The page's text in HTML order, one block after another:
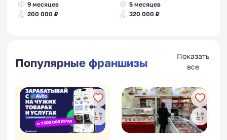
Франшизы центров
подологии
Франшизы центров
сертификации
9 месяцев
200 000 ₽
5 месяцев
320 000 ₽
Популярные франшизы
Показать
все